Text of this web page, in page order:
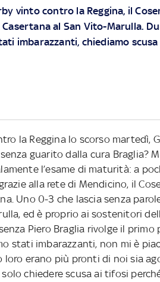
vinto contro la Reggina, il
al San Vito-Marulla.
imbarazzanti, chiediamo
la Reggina lo scorso martedì,
guarito dalla cura Braglia?
l’esame di maturità: a
alla rete di Mendicino, il
Uno 0-3 che lascia senza
ed è proprio ai sostenitori
Piero Braglia rivolge il primo
stati imbarazzanti, non mi è
loro erano più pronti di noi sia
chiedere scusa ai tifosi